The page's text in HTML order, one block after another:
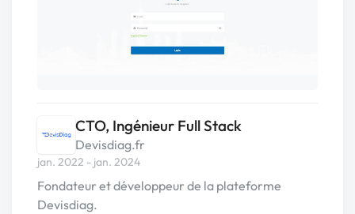
CTO, Ingénieur Full Stack
Devisdiag.fr
jan. 2022 - jan. 2024
Fondateur et développeur de la plateforme
Devisdiag.